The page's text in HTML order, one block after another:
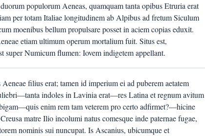
populorum Aeneas, quamquam tanta opibus Etruria erat
per totam Italiae longitudinem ab Alpibus ad fretum Siculum
moenibus bellum propulsare posset in aciem copias eduxit.
etiam ultimum operum mortalium fuit. Situs est,
super Numicum flumen: Iovem indigetem appellant.
filius erat; tamen id imperium ei ad puberem aetatem
indoles in Lavinia erat—res Latina et regnum avitum
enim rem tam veterem pro certo adfirmet?—hicine
matre Ilio incolumi natus comesque inde paternae fugae,
nominis sui nuncupat. Is Ascanius, ubicumque et